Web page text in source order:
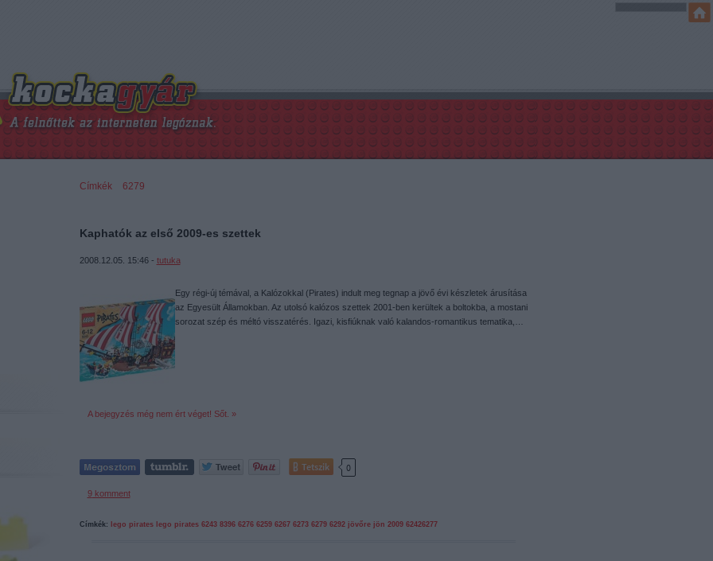
Címkék» 6279
Kaphatók az első 2009-es szettek
2008.12.05. 15:46 - tutuka
Egy régi-új témával, a Kalózokkal (Pirates) indult meg tegnap a jövő évi készletek árusítása
az Egyesült Államokban. Az utolsó kalózos szettek 2001-ben kerültek a boltokba, a mostani
sorozat szép és méltó visszatérés. Igazi, kisfiúknak való kalandos-romantikus tematika,…
A bejegyzés még nem ért véget! Sőt. »
Tetszik 0
9komment
Címkék: lego pirates lego pirates 6243 8396 6276 6259 6267 6273 6279 6292 jövőre jön 2009 62426277